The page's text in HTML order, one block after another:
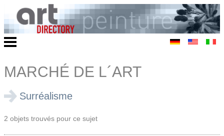
MARCHÉ DE L´ART
Surréalisme
2 objets trouvés pour ce sujet